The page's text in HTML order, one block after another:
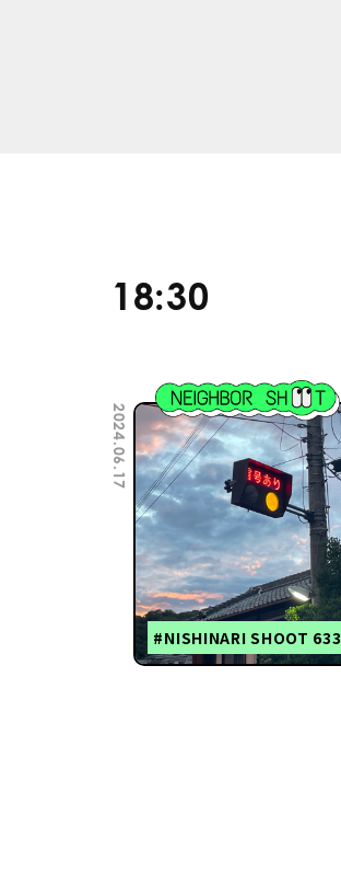
18:30
2024.06.17
#NISHINARI SHOOT 633